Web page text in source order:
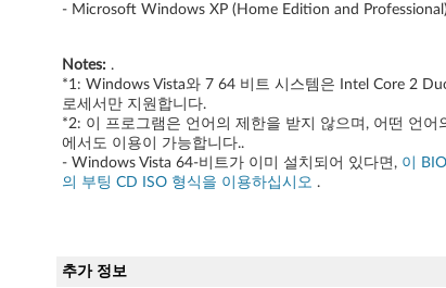
- Microsoft Windows XP (Home Edition and Professional)
Notes: .
*1: Windows Vista와 7 64 비트 시스템은 Intel Core 2
로세서만 지원합니다.
*2: 이 프로그램은 언어의 제한을 받지 않으며, 어떤 언어
에서도 이용이 가능합니다..
- Windows Vista 64-비트가 이미 설치되어 있다면, 이
의 부팅 CD ISO 형식을 이용하십시오 .
추가 정보